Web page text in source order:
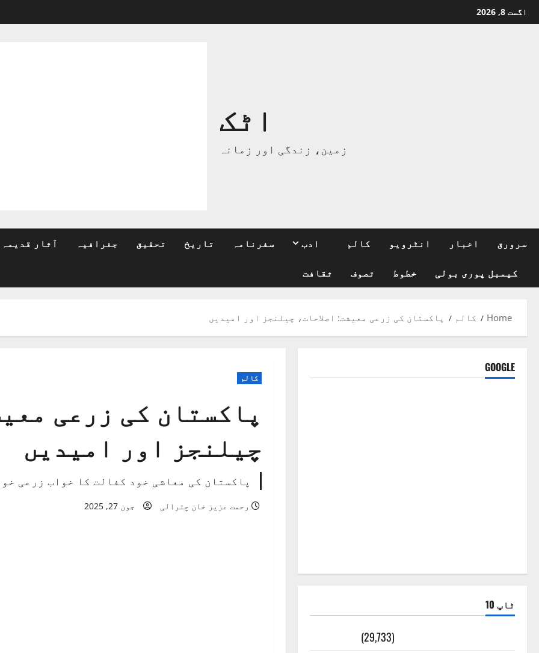
Skip
to
اگست 8, 2026
اٹک
زمین، زندگی اور زمانہ
سرورق اخبار انٹرویو کالم ادب سفرنامہ تاریخ تحقیق جغرافیہ آثار قدیمہ
کیمبل پوری بولی خطوط تصوف ثقافت
Home کالم پاکستان کی زرعی معیشت: اصلاحات، چیلنجز اور امیدیں
کالم
پاکستان کی زرعی
چیلنجز اور امیدیں
پاکستان کی معاشی خود کفالت کا خواب زرعی
رحمت عزیز خان چترالی جون 27, 2025
GOOGLE
ٹاپ 10
(29,733)